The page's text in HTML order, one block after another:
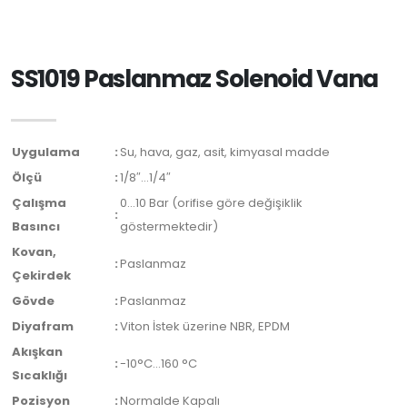
SS1019 Paslanmaz Solenoid Vana
Uygulama : Su, hava, gaz, asit, kimyasal madde
Ölçü
:1/8″…1/4″
Çalışma
Basıncı
:
0…10 Bar (orifise göre değişiklik
göstermektedir)
Kovan,
Çekirdek
:Paslanmaz
Gövde :Paslanmaz
Diyafram
:Viton İstek üzerine NBR, EPDM
Akışkan
Sıcaklığı
:-10°C…160 °C
Pozisyon :Normalde Kapalı